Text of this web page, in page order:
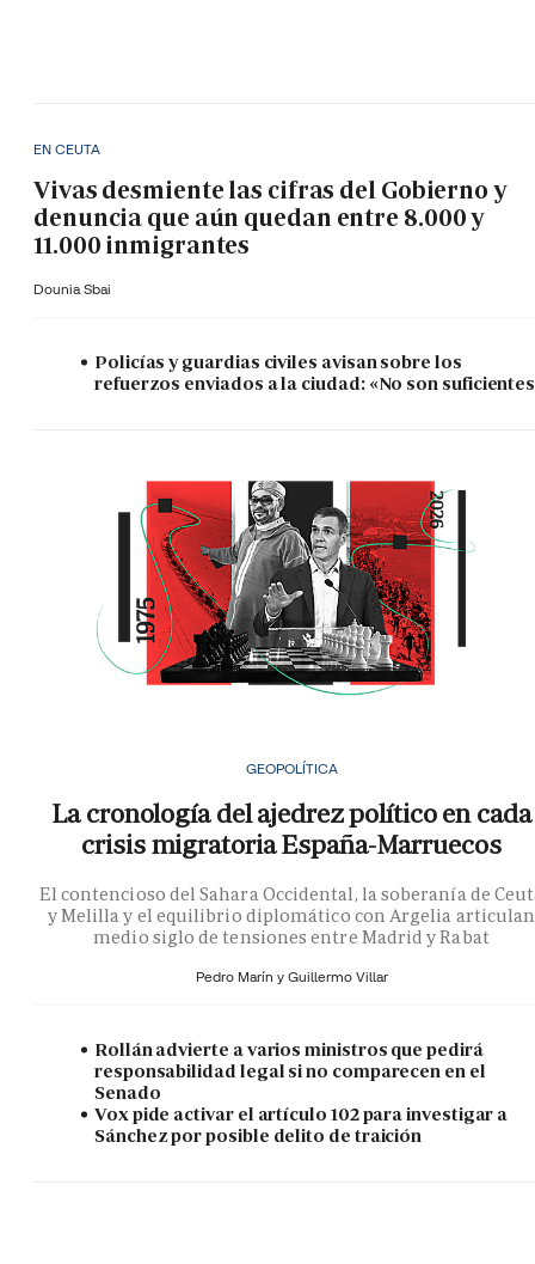
EN CEUTA
Vivas desmiente las cifras del Gobierno y
denuncia que aún quedan entre 8.000 y
11.000 inmigrantes
Dounia Sbai
Policías y guardias civiles avisan sobre los
refuerzos enviados a la ciudad: «No son
GEOPOLÍTICA
La cronología del ajedrez político en cada
crisis migratoria España-Marruecos
El contencioso del Sahara Occidental, la soberanía de
y Melilla y el equilibrio diplomático con Argelia articulan
medio siglo de tensiones entre Madrid y Rabat
Pedro Marín y Guillermo Villar
Rollán advierte a varios ministros que pedirá
responsabilidad legal si no comparecen en el
Senado
Vox pide activar el artículo 102 para investigar a
Sánchez por posible delito de traición